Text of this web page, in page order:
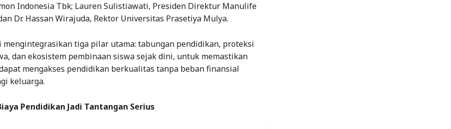
Indonesia Tbk; Lauren Sulistiawati, Presiden Direktur Manulife
Dr. Hassan Wirajuda, Rektor Universitas Prasetiya Mulya.
mengintegrasikan tiga pilar utama: tabungan pendidikan, proteksi
dan ekosistem pembinaan siswa sejak dini, untuk memastikan
mengakses pendidikan berkualitas tanpa beban finansial
keluarga.
Pendidikan Jadi Tantangan Serius